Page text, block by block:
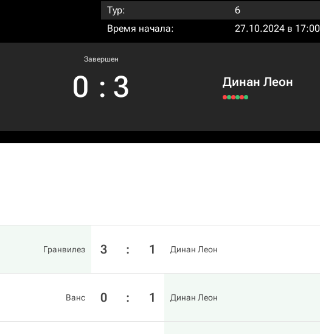
Тур:
6
Время начала:
27.10.2024 в 17:00
Завершен
0 : 3 Динан Леон
Гранвилез 3 : 1 Динан Леон
Ванс 0 : 1 Динан Леон